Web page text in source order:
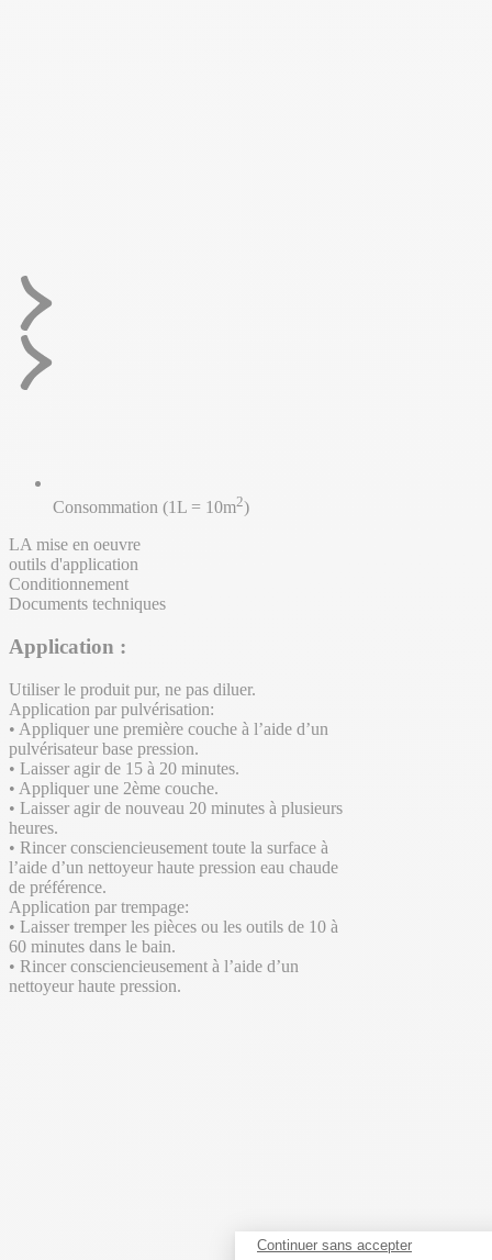
Consommation (1L = 10m2)
LA mise en oeuvre
outils d'application
Conditionnement
Documents techniques
Application :
Utiliser le produit pur, ne pas diluer.
Application par pulvérisation:
• Appliquer une première couche à l’aide d’un
pulvérisateur base pression.
• Laisser agir de 15 à 20 minutes.
• Appliquer une 2ème couche.
• Laisser agir de nouveau 20 minutes à plusieurs
heures.
• Rincer consciencieusement toute la surface à
l’aide d’un nettoyeur haute pression eau chaude
de préférence.
Application par trempage:
• Laisser tremper les pièces ou les outils de 10 à
60 minutes dans le bain.
• Rincer consciencieusement à l’aide d’un
nettoyeur haute pression.
Continuer sans accepter